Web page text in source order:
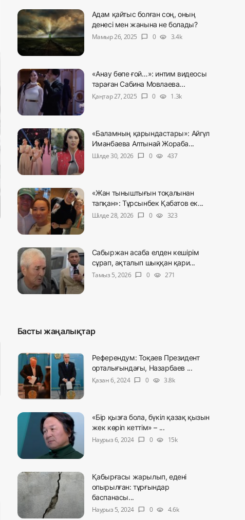
Адам қайтыс болған соң, оның
денесі мен жанына не болады?
Мамыр 26, 2025
chat_bubble 0 visibility 3.4k
«Анау бөпе ғой…»: интим видеосы
тараған Сабина Мовлаева...
Қаңтар 27, 2025
chat_bubble 0 visibility 1.3k
«Баламның қарындастары»: Айгүл
Иманбаева Алтынай Жораба...
Шілде 30, 2026
chat_bubble 0 visibility 437
«Жан тыныштығын тоқалынан
тапқан»: Тұрсынбек Қабатов ек...
Шілде 28, 2026
chat_bubble 0 visibility 323
Сабыржан асаба елден кешірім
сұрап, ақталып шыққан қари...
Тамыз 5, 2026 chat_bubble 0 visibility 271
Басты жаңалықтар
Референдум: Тоқаев Президент
орталығындағы, Назарбаев ...
Қазан 6, 2024 chat_bubble 0 visibility 3.8k
«Бір қызға бола, бүкіл қазақ қызын
жек көріп кеттім» – ...
Наурыз 6, 2024
chat_bubble 0 visibility 15k
Қабырғасы жарылып, едені
опырылған: тұрғындар
баспанасы...
Наурыз 5, 2024
chat_bubble 0 visibility 4.6k